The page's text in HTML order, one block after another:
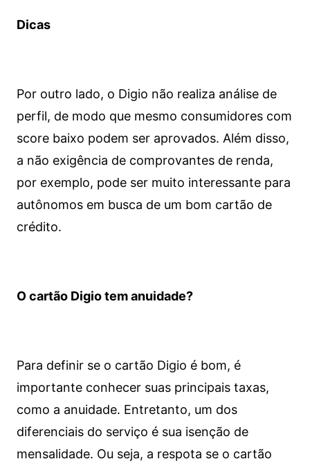
Dicas
Por outro lado, o Digio não realiza análise de
perfil, de modo que mesmo consumidores com
score baixo podem ser aprovados. Além disso,
a não exigência de comprovantes de renda,
por exemplo, pode ser muito interessante para
autônomos em busca de um bom cartão de
crédito.
O cartão Digio tem anuidade?
Para definir se o cartão Digio é bom, é
importante conhecer suas principais taxas,
como a anuidade. Entretanto, um dos
diferenciais do serviço é sua isenção de
mensalidade. Ou seja, a respota se o cartão